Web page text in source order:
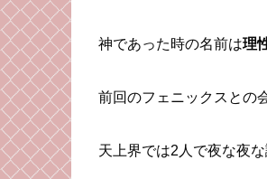
神であった時の名前は理
前回のフェニックスとの
天上界では2人で夜な夜